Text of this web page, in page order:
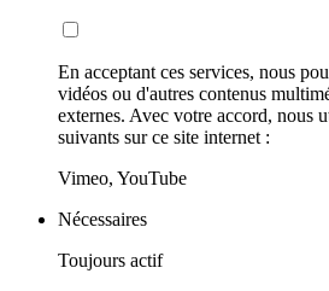
En acceptant ces services, nous
vidéos ou d'autres contenus
externes. Avec votre accord, nous
suivants sur ce site internet :
Vimeo, YouTube
Nécessaires
Toujours actif